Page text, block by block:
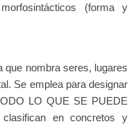
(forma y
que nombra seres, lugares
Se emplea para designar
LO QUE SE PUEDE
en concretos y